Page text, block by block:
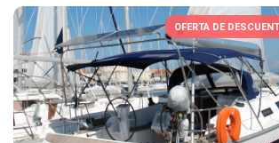
OFERTA DE